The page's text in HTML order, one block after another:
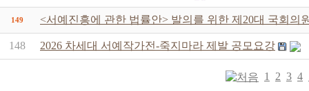
149 <서예진흥에 관한 법률안> 발의를 위한 제20대 국회의
148 2026 차세대 서예작가전-죽지마라 제발 공모요강
1 2 3 4